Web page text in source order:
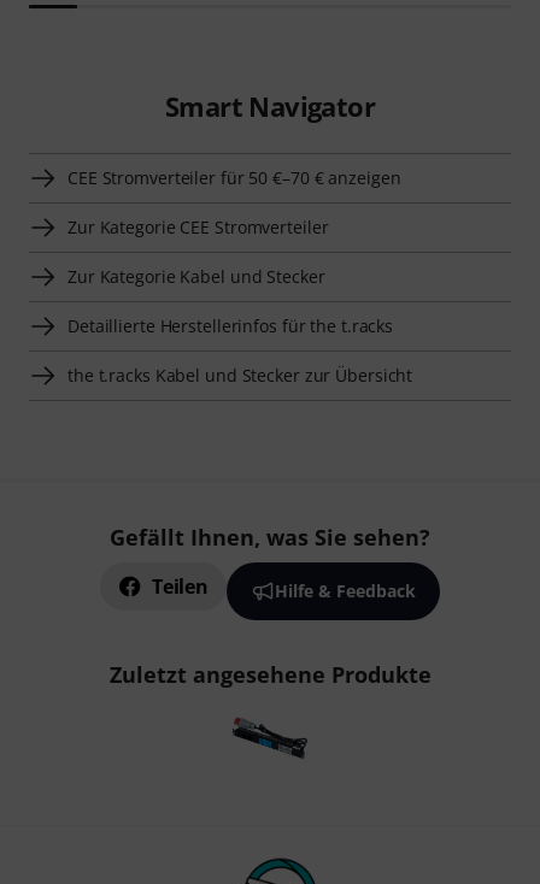
Smart Navigator
CEE Stromverteiler für 50 €–70 € anzeigen
Zur Kategorie CEE Stromverteiler
Zur Kategorie Kabel und Stecker
Detaillierte Herstellerinfos für the t.racks
the t.racks Kabel und Stecker zur Übersicht
Gefällt Ihnen, was Sie sehen?
Teilen Hilfe & Feedback
Zuletzt angesehene Produkte